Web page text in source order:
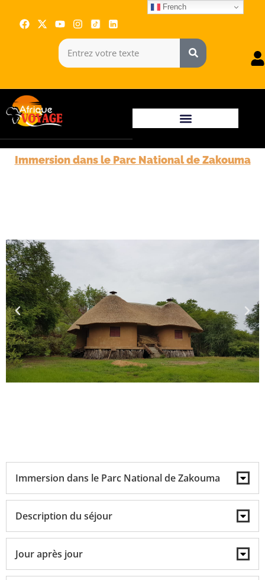
Immersion dans le Parc National de Zakouma
Immersion dans le Parc National de Zakouma
Description du séjour
Jour après jour
French